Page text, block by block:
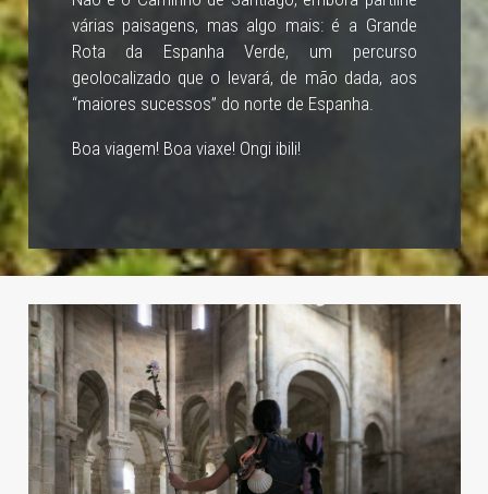
várias paisagens, mas algo mais: é a Grande
Rota da Espanha Verde, um percurso
geolocalizado que o levará, de mão dada, aos
“maiores sucessos” do norte de Espanha.
Boa viagem! Boa viaxe! Ongi ibili!